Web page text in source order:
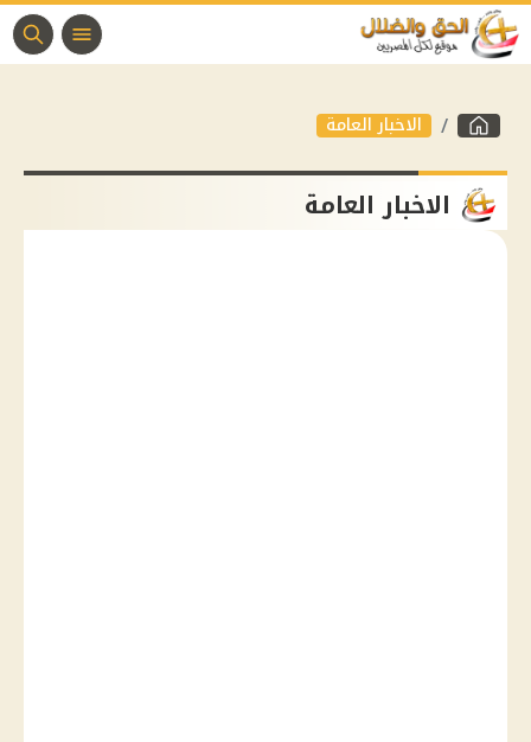
الاخبار العامة
الاخبار العامة